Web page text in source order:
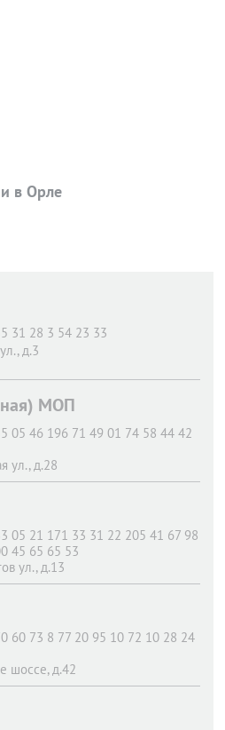
в Орле
31 28 3 54 23 33
д.3
МОП
05 46 196 71 49 01 74 58 44 42
ул., д.28
05 21 171 33 31 22 205 41 67 98
45 65 65 53
ул., д.13
60 73 8 77 20 95 10 72 10 28 24
шоссе, д.42